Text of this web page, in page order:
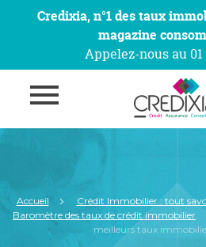
Credixia, n°1 des taux
magazine
Appelez-nous au 01
Accueil
Crédit Immobilier : tout
Baromètre des taux de crédit immobilier
meilleurs taux